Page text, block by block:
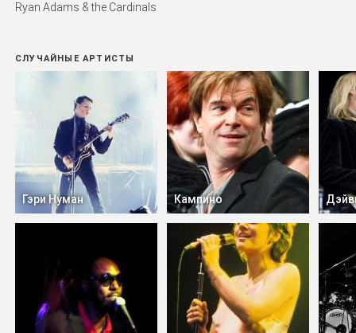
Ryan Adams & the Cardinals
СЛУЧАЙНЫЕ АРТИСТЫ
Гэри Нуман Кампино